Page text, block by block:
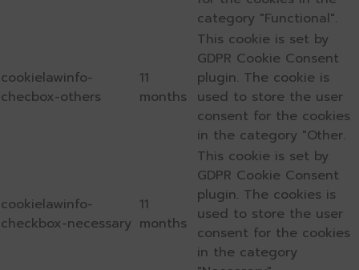
category "Functional".
cookielawinfo-
checbox-others
11
months
This cookie is set by
GDPR Cookie Consent
plugin. The cookie is
used to store the user
consent for the cookies
in the category "Other.
cookielawinfo-
checkbox-necessary
11
months
This cookie is set by
GDPR Cookie Consent
plugin. The cookies is
used to store the user
consent for the cookies
in the category